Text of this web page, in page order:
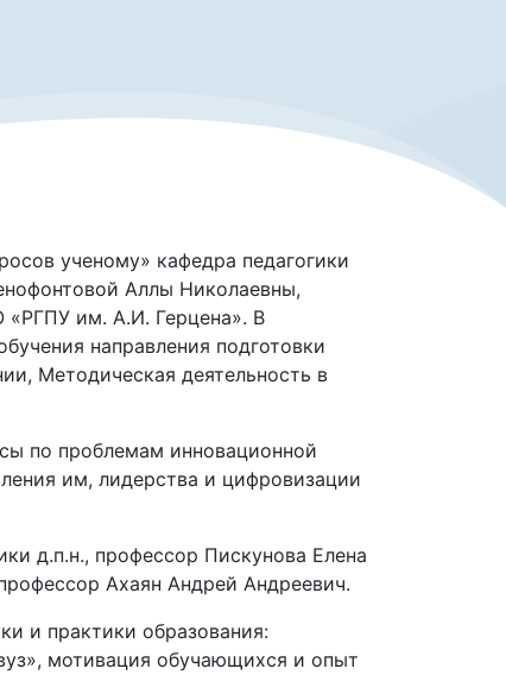
ученому» кафедра педагогики
Аллы Николаевны,
«РГПУ им. А.И. Герцена». В
направления подготовки
Методическая деятельность в
по проблемам инновационной
им, лидерства и цифровизации
д.п.н., профессор Пискунова Елена
Ахаян Андрей Андреевич.
и практики образования:
мотивация обучающихся и опыт